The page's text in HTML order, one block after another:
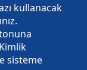
kullanacak
sisteme